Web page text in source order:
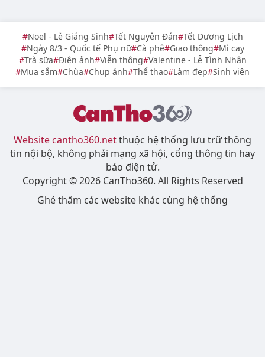
Noel - Lễ Giáng Sinh Tết Nguyên Đán Tết Dương Lịch
Ngày 8/3 - Quốc tế Phụ nữ Cà phê Giao thông Mì cay
Trà sữa Điện ảnh Viễn thông Valentine - Lễ Tình Nhân
Mua sắm Chùa Chụp ảnh Thể thao Làm đẹp Sinh viên
Website cantho360.netthuộc hệ thống lưu trữ thông
tin nội bộ, không phải mạng xã hội, cổng thông tin hay
báo điện tử.
Copyright © 2026 CanTho360. All Rights Reserved
Ghé thăm các website khác cùng hệ thống